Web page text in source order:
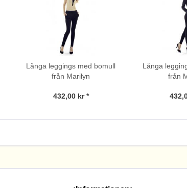
Långa leggings med bomull
från Marilyn
432,00 kr *
Långa
från